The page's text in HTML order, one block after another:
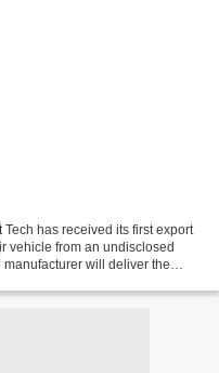
has received its first export
vehicle from an undisclosed
will deliver the